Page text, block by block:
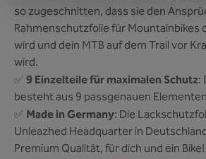
so zugeschnitten, dass sie den
Rahmenschutzfolie für Mountainbikes
wird und dein MTB auf dem Trail vor
wird.
✅9 Einzelteile für maximalen Schutz:
besteht aus 9 passgenauen
✅ Made in Germany: Die
Unleazhed Headquarter in
Premium Qualität, für dich und ein Bike!